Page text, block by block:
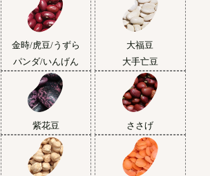
金時/虎豆/うずら
パンダ/いんげん
大福豆
大手亡豆
紫花豆 ささげ